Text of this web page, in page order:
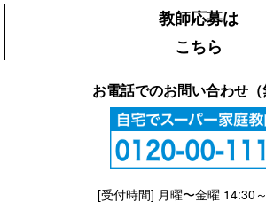
教師応募は
こちら
お電話でのお問い合わせ（
[受付時間] 月曜〜金曜 14:30